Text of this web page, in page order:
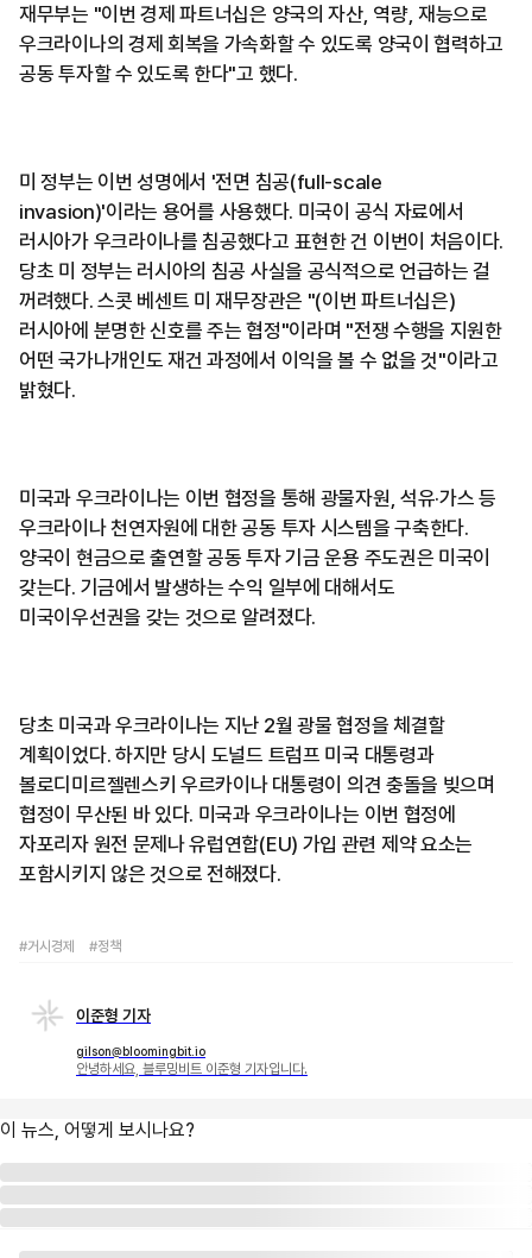
재무부는 "이번 경제 파트너십은 양국의 자산, 역량, 재능으로
우크라이나의 경제 회복을 가속화할 수 있도록 양국이 협력하고
공동 투자할 수 있도록 한다"고 했다.
미 정부는 이번 성명에서 '전면 침공(full-scale
invasion)'이라는 용어를 사용했다. 미국이 공식 자료에서
러시아가 우크라이나를 침공했다고 표현한 건 이번이 처음이다.
당초 미 정부는 러시아의 침공 사실을 공식적으로 언급하는 걸
꺼려했다. 스콧 베센트 미 재무장관은 "(이번 파트너십은)
러시아에 분명한 신호를 주는 협정"이라며 "전쟁 수행을 지원한
어떤 국가나개인도 재건 과정에서 이익을 볼 수 없을 것"이라고
밝혔다.
미국과 우크라이나는 이번 협정을 통해 광물자원, 석유·가스 등
우크라이나 천연자원에 대한 공동 투자 시스템을 구축한다.
양국이 현금으로 출연할 공동 투자 기금 운용 주도권은 미국이
갖는다. 기금에서 발생하는 수익 일부에 대해서도
미국이우선권을 갖는 것으로 알려졌다.
당초 미국과 우크라이나는 지난 2월 광물 협정을 체결할
계획이었다. 하지만 당시 도널드 트럼프 미국 대통령과
볼로디미르젤렌스키 우르카이나 대통령이 의견 충돌을 빚으며
협정이 무산된 바 있다. 미국과 우크라이나는 이번 협정에
자포리자 원전 문제나 유럽연합(EU) 가입 관련 제약 요소는
포함시키지 않은 것으로 전해졌다.
#거시경제 #정책
이준형 기자
gilson@bloomingbit.io
안녕하세요, 블루밍비트 이준형 기자입니다.
이 뉴스, 어떻게 보시나요?